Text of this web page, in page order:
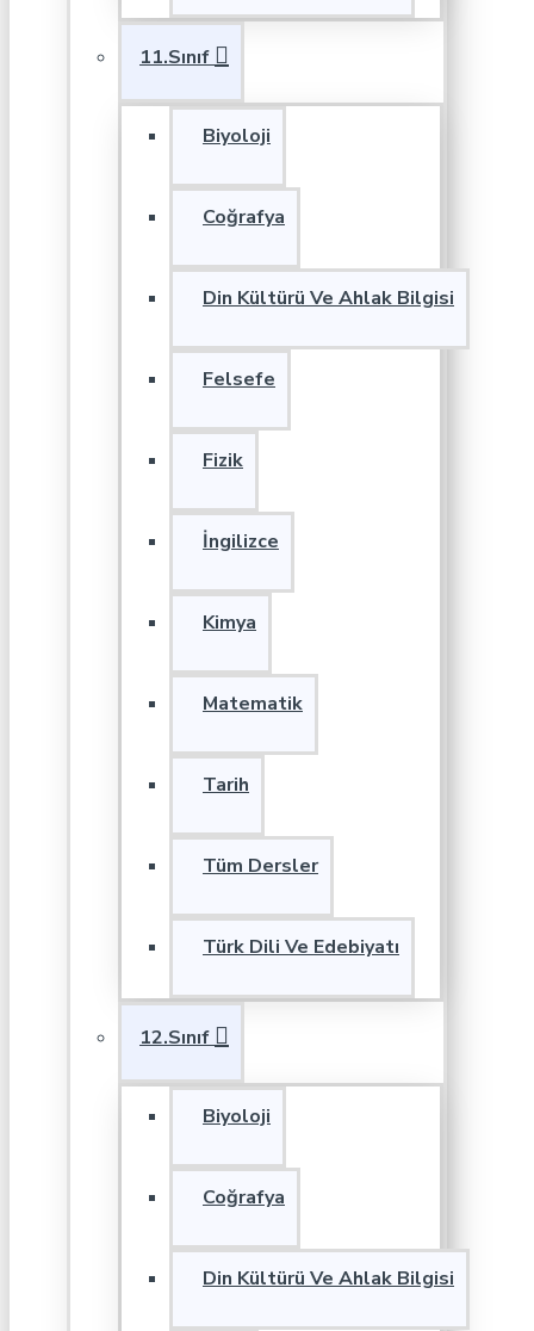
11.Sınıf
Biyoloji
Coğrafya
Din Kültürü Ve Ahlak Bilgisi
Felsefe
Fizik
İngilizce
Kimya
Matematik
Tarih
Tüm Dersler
Türk Dili Ve Edebiyatı
12.Sınıf
Biyoloji
Coğrafya
Din Kültürü Ve Ahlak Bilgisi